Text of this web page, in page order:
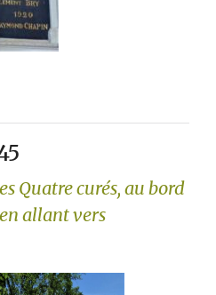
Quatre curés, au bord
allant vers